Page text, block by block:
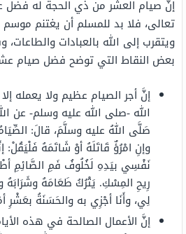
إنَّ صيام العشر من ذي الحجة له فضل
تعالى، فلا بد للمسلم أن يغتنم موسم
ويتقرب إلى الله بالعبادات
بعض النقاط التي توضح فضل صيام
إنَّ أجر الصيام عظيم ولا يعمله
الله -صلى الله عليه وسلم- عن
صَلَّى اللهُ عليه وسلَّمَ، قالَ:
وإنِ امْرُؤٌ قَاتَلَهُ أوْ شَاتَمَهُ
نَفْسِي بيَدِهِ لَخُلُوفُ فَمِ الصَّائِمِ
رِيحِ المِسْكِ. يَتْرُكُ طَعَامَهُ
لِي، وأَنَا أجْزِي به والحَسَنَةُ بعَشْرِ
إنَّ الأعمال الصالحة في هذه